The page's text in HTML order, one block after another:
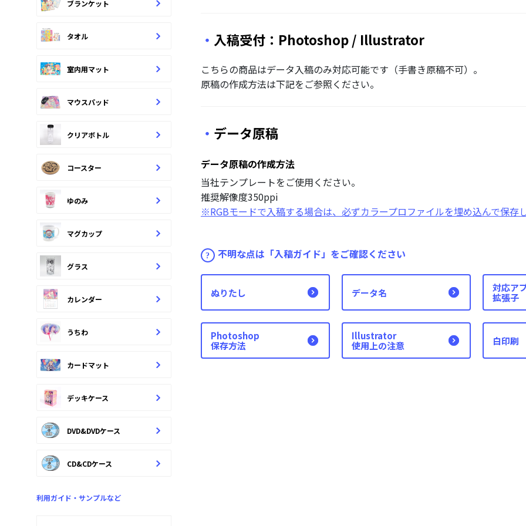
ブランケット
タオル
室内用マット
マウスパッド
クリアボトル
コースター
ゆのみ
マグカップ
グラス
カレンダー
うちわ
カードマット
デッキケース
DVD&DVDケース
CD&CDケース
利用ガイド・サンプルなど
入稿受付：Photoshop / Illustrator
こちらの商品はデータ入稿のみ対応可能です（手書き原稿不可）。
原稿の作成方法は下記をご参照ください。
データ原稿
データ原稿の作成方法
当社テンプレートをご使用ください。
推奨解像度350ppi
※RGBモードで入稿する場合は、必ずカラープロファイルを埋め込んで保存
不明な点は「入稿ガイド」をご確認ください
ぬりたし データ名
対応ア
拡張子
Photoshop
保存方法
Illustrator
使用上の注意
白印刷